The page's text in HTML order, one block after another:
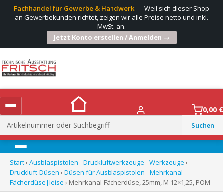
Fachhandel für Gewerbe & Handwerk— Weil sich dieser Shop
an Gewerbekunden richtet, zeigen wir alle Preise netto und inkl.
MwSt. an.
Jetzt Konto erstellen / Anmelden →
Suchen
nach:
0,00 €
Menü
Start› Ausblaspistolen - Druckluftwerkzeuge - Werkzeuge ›
Druckluft-Düsen › Düsen für Ausblaspistolen - Mehrkanal-
Fächerdüse|leise › Mehrkanal-Fächerdüse, 25mm, M 12×1,25, POM